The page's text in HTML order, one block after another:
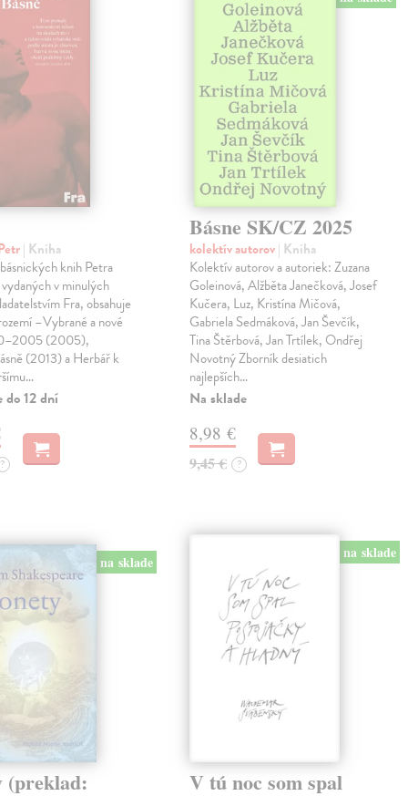
| Kniha
knih Petra
v minulých
Fra, obsahuje
–Vybrané a nové
(2005),
(2013) a Herbář k
do 12 dní
?
Básne SK/CZ 2025
kolektív autorov| Kniha
Kolektív autorov a autoriek: Zuzana
Goleinová, Alžběta Janečková, Josef
Kučera, Luz, Kristína Mičová,
Gabriela Sedmáková, Jan Ševčík,
Tina Štěrbová, Jan Trtílek, Ondřej
Novotný Zborník desiatich
najlepších…
Na sklade
8,98 €
9,45 € ?
na sklade
(preklad:
na sklade
V tú noc som spal